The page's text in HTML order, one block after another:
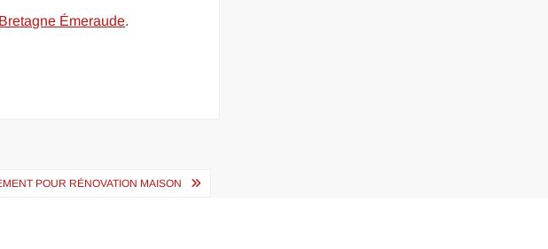
Bretagne Émeraude.
POUR RÉNOVATION MAISON